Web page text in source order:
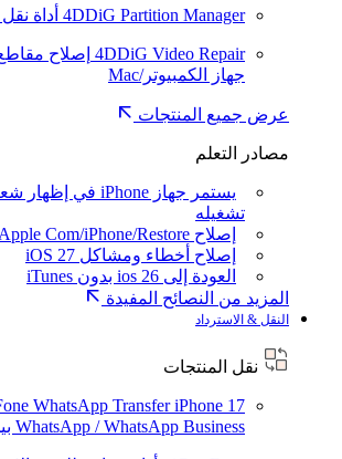
4DDiG Partition Manager أداة
4DDiG Video Repair إصلاح
جهاز الكمبيوتر/Mac
عرض جميع المنتجات
مصادر التعلم
تشغيله
إصلاح Support Apple Com/iPhone/Restore
إصلاح أخطاء ومشاكل iOS 27
العودة إلى ios 26 بدون iTunes
المزيد من النصائح المفيدة
النقل & الاسترداد
نقل المنتجات
WhatsApp TransferiPhone 17
WhatsApp / WhatsApp Business بين Android و iPhone